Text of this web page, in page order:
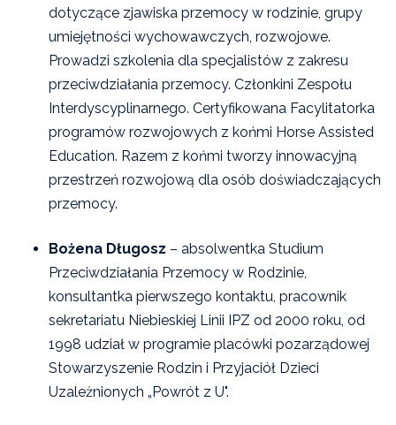
dotyczące zjawiska przemocy w rodzinie, grupy
umiejętności wychowawczych, rozwojowe.
Prowadzi szkolenia dla specjalistów z zakresu
przeciwdziałania przemocy. Członkini Zespołu
Interdyscyplinarnego. Certyfikowana Facylitatorka
programów rozwojowych z końmi Horse Assisted
Education. Razem z końmi tworzy innowacyjną
przestrzeń rozwojową dla osób doświadczających
przemocy.
Bożena Długosz – absolwentka Studium
Przeciwdziałania Przemocy w Rodzinie,
konsultantka pierwszego kontaktu, pracownik
sekretariatu Niebieskiej Linii IPZ od 2000 roku, od
1998 udział w programie placówki pozarządowej
Stowarzyszenie Rodzin i Przyjaciół Dzieci
Uzależnionych „Powrót z U".